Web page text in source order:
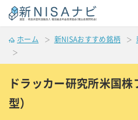
ホーム 新NISAおすすめ銘柄
ドラッカー研究所米国
型）